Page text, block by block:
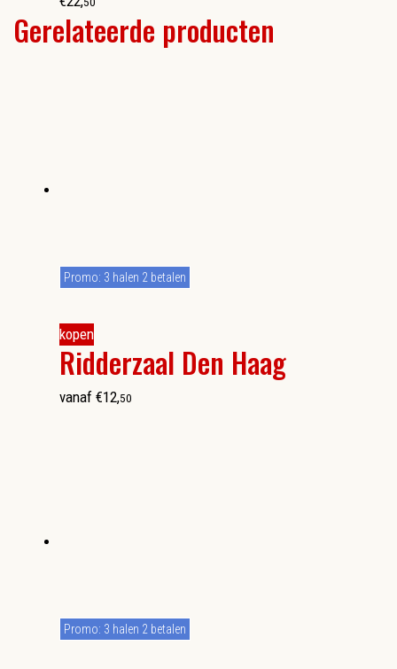
Gerelateerde producten
kopen
Ridderzaal Den Haag
Promo: 3 halen 2 betalen
vanaf €12,50
Promo: 3 halen 2 betalen